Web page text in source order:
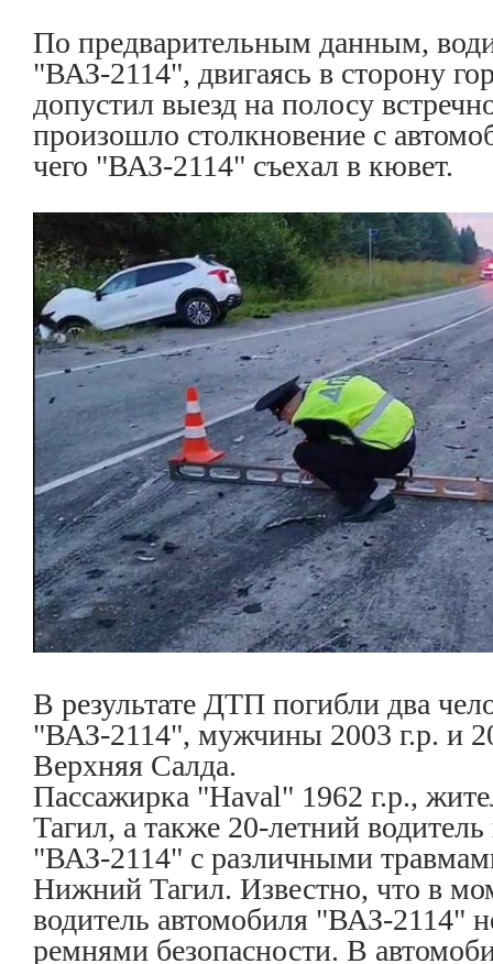
По предварительным данным,
"ВАЗ-2114", двигаясь в сторону
допустил выезд на полосу
произошло столкновение с
чего "ВАЗ-2114" съехал в кювет.
В результате ДТП погибли два
"ВАЗ-2114", мужчины 2003 г.р. и
Верхняя Салда.
Пассажирка "Haval" 1962 г.р.,
Тагил, а также 20-летний
"ВАЗ-2114" с различными
Нижний Тагил. Известно, что в
водитель автомобиля "ВАЗ-2114"
ремнями безопасности. В